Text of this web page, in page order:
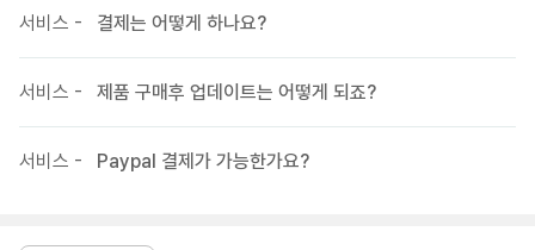
서비스 - 결제는 어떻게 하나요?
서비스 - 제품 구매후 업데이트는 어떻게 되죠?
서비스 - Paypal 결제가 가능한가요?